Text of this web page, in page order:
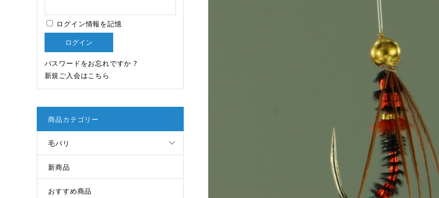
ログイン情報を記憶
パスワードをお忘れですか ?
新規ご入会はこちら
商品カテゴリー
毛バリ
新商品
おすすめ商品